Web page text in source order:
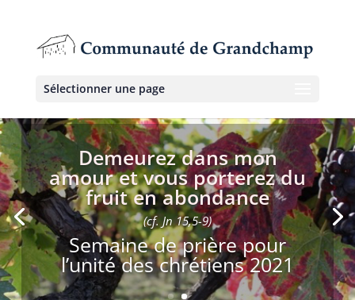
Sélectionner une page
Demeurez dans mon
amour et vous porterez du
fruit en abondance
(cf. Jn 15,5-9)
Semaine de prière pour
l’unité des chrétiens 2021